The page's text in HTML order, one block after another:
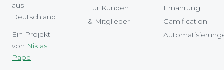
aus
Deutschland
Ein Projekt
von Niklas
Pape
Für Kunden
& Mitglieder
Ernährung
Gamification